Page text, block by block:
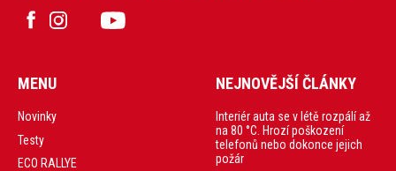
MENU
Novinky
Testy
ECO RALLYE
NEJNOVĚJŠÍ ČLÁNKY
Interiér auta se v létě rozpálí až
na 80 °C. Hrozí poškození
telefonů nebo dokonce jejich
požár